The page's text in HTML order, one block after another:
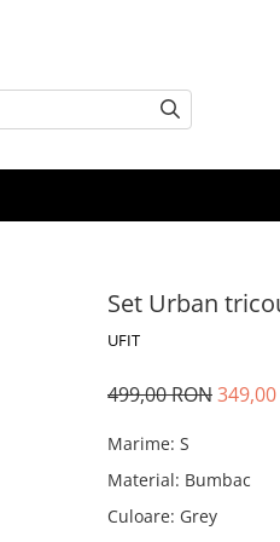
Set Urban
UFIT
499,00 RON349,00
Marime: S
Material: Bumbac
Culoare: Grey